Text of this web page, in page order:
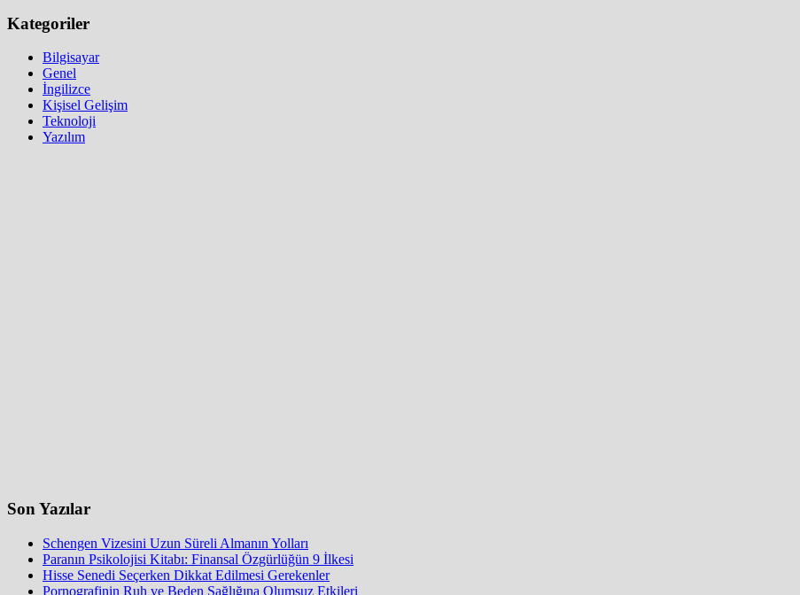
Kategoriler
Bilgisayar
Genel
İngilizce
Kişisel Gelişim
Teknoloji
Yazılım
Son Yazılar
Schengen Vizesini Uzun Süreli Almanın Yolları
Paranın Psikolojisi Kitabı: Finansal Özgürlüğün 9 İlkesi
Hisse Senedi Seçerken Dikkat Edilmesi Gerekenler
Pornografinin Ruh ve Beden Sağlığına Olumsuz Etkileri